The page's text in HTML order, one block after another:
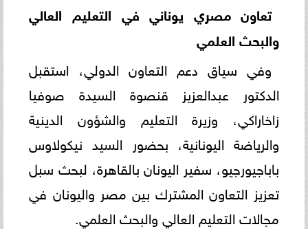
تعاون مصري يوناني في التعليم العالي
والبحث العلمي
وفي سياق دعم التعاون الدولي، استقبل
الدكتور عبدالعزيز قنصوة السيدة صوفيا
زاخاراكي، وزيرة التعليم والشؤون الدينية
والرياضة اليونانية، بحضور السيد نيكولاوس
باباجيورجيو، سفير اليونان بالقاهرة، لبحث سبل
تعزيز التعاون المشترك بين مصر واليونان في
مجالات التعليم العالي والبحث العلمي.